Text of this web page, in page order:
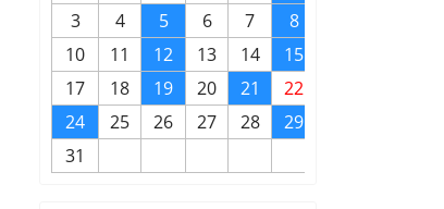
3
4 5 6 7 8
10
11 12 13 14 15
17
18 19 20 21 22
24
25 26 27 28 29
31